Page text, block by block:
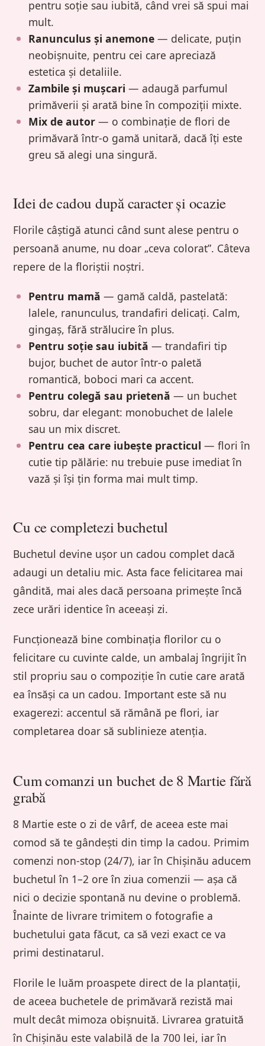
pentru soție sau iubită, când vrei să spui mai
mult.
Ranunculus și anemone — delicate, puțin
neobișnuite, pentru cei care apreciază
estetica și detaliile.
Zambile și mușcari — adaugă parfumul
primăverii și arată bine în compoziții mixte.
Mix de autor — o combinație de flori de
primăvară într-o gamă unitară, dacă îți este
greu să alegi una singură.
Idei de cadou după caracter și ocazie
Florile câștigă atunci când sunt alese pentru o
persoană anume, nu doar „ceva colorat”. Câteva
repere de la floriștii noștri.
Pentru mamă — gamă caldă, pastelată:
lalele, ranunculus, trandafiri delicați. Calm,
gingaș, fără strălucire în plus.
Pentru soție sau iubită — trandafiri tip
bujor, buchet de autor într-o paletă
romantică, boboci mari ca accent.
Pentru colegă sau prietenă — un buchet
sobru, dar elegant: monobuchet de lalele
sau un mix discret.
Pentru cea care iubește practicul — flori în
cutie tip pălărie: nu trebuie puse imediat în
vază și își țin forma mai mult timp.
Cu ce completezi buchetul
Buchetul devine ușor un cadou complet dacă
adaugi un detaliu mic. Asta face felicitarea mai
gândită, mai ales dacă persoana primește încă
zece urări identice în aceeași zi.
Funcționează bine combinația florilor cu o
felicitare cu cuvinte calde, un ambalaj îngrijit în
stil propriu sau o compoziție în cutie care arată
ea însăși ca un cadou. Important este să nu
exagerezi: accentul să rămână pe flori, iar
completarea doar să sublinieze atenția.
Cum comanzi un buchet de 8 Martie fără
grabă
8 Martie este o zi de vârf, de aceea este mai
comod să te gândești din timp la cadou. Primim
comenzi non-stop (24/7), iar în Chișinău aducem
buchetul în 1–2 ore în ziua comenzii — așa că
nici o decizie spontană nu devine o problemă.
Înainte de livrare trimitem o fotografie a
buchetului gata făcut, ca să vezi exact ce va
primi destinatarul.
Florile le luăm proaspete direct de la plantații,
de aceea buchetele de primăvară rezistă mai
mult decât mimoza obișnuită. Livrarea gratuită
în Chișinău este valabilă de la 700 lei, iar în